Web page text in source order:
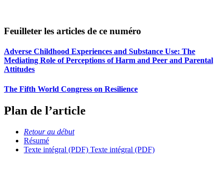
Feuilleter les articles de ce numéro
Adverse Childhood Experiences and Substance Use: The
Mediating Role of Perceptions of Harm and Peer and Parental
Attitudes
The Fifth World Congress on Resilience
Plan de l’article
Retour au début
Résumé
Texte intégral (PDF) Texte intégral (PDF)